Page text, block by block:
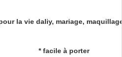
la vie daliy, mariage,
* facile à porter